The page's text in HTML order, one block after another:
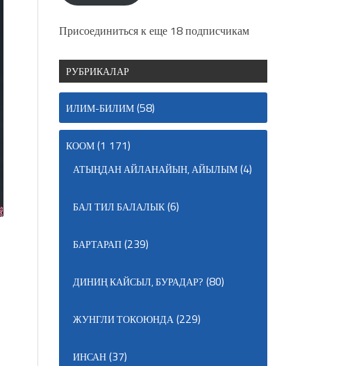
Присоединиться к еще 18 подписчикам
РУБРИКАЛАР
ИЛИМ-БИЛИМ(58)
КООМ(1 171)
АТЫҢДАН АЙЛАНАЙЫН, АЙЫЛЫМ(4)
БАЛ ТИЛ БАЛАЛЫК(6)
БАРТАРАП(239)
ДИНИҢ КАЙСЫЛ, БУРАДАР? (80)
ЖУНГЛИ ТОКОЮНДА(229)
ИНСАН(37)